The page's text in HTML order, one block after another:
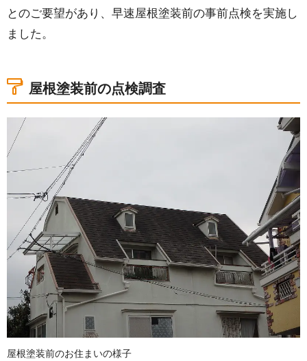
とのご要望があり、早速屋根塗装前の事前点検を実施し
ました。
屋根塗装前の点検調査
屋根塗装前のお住まいの様子